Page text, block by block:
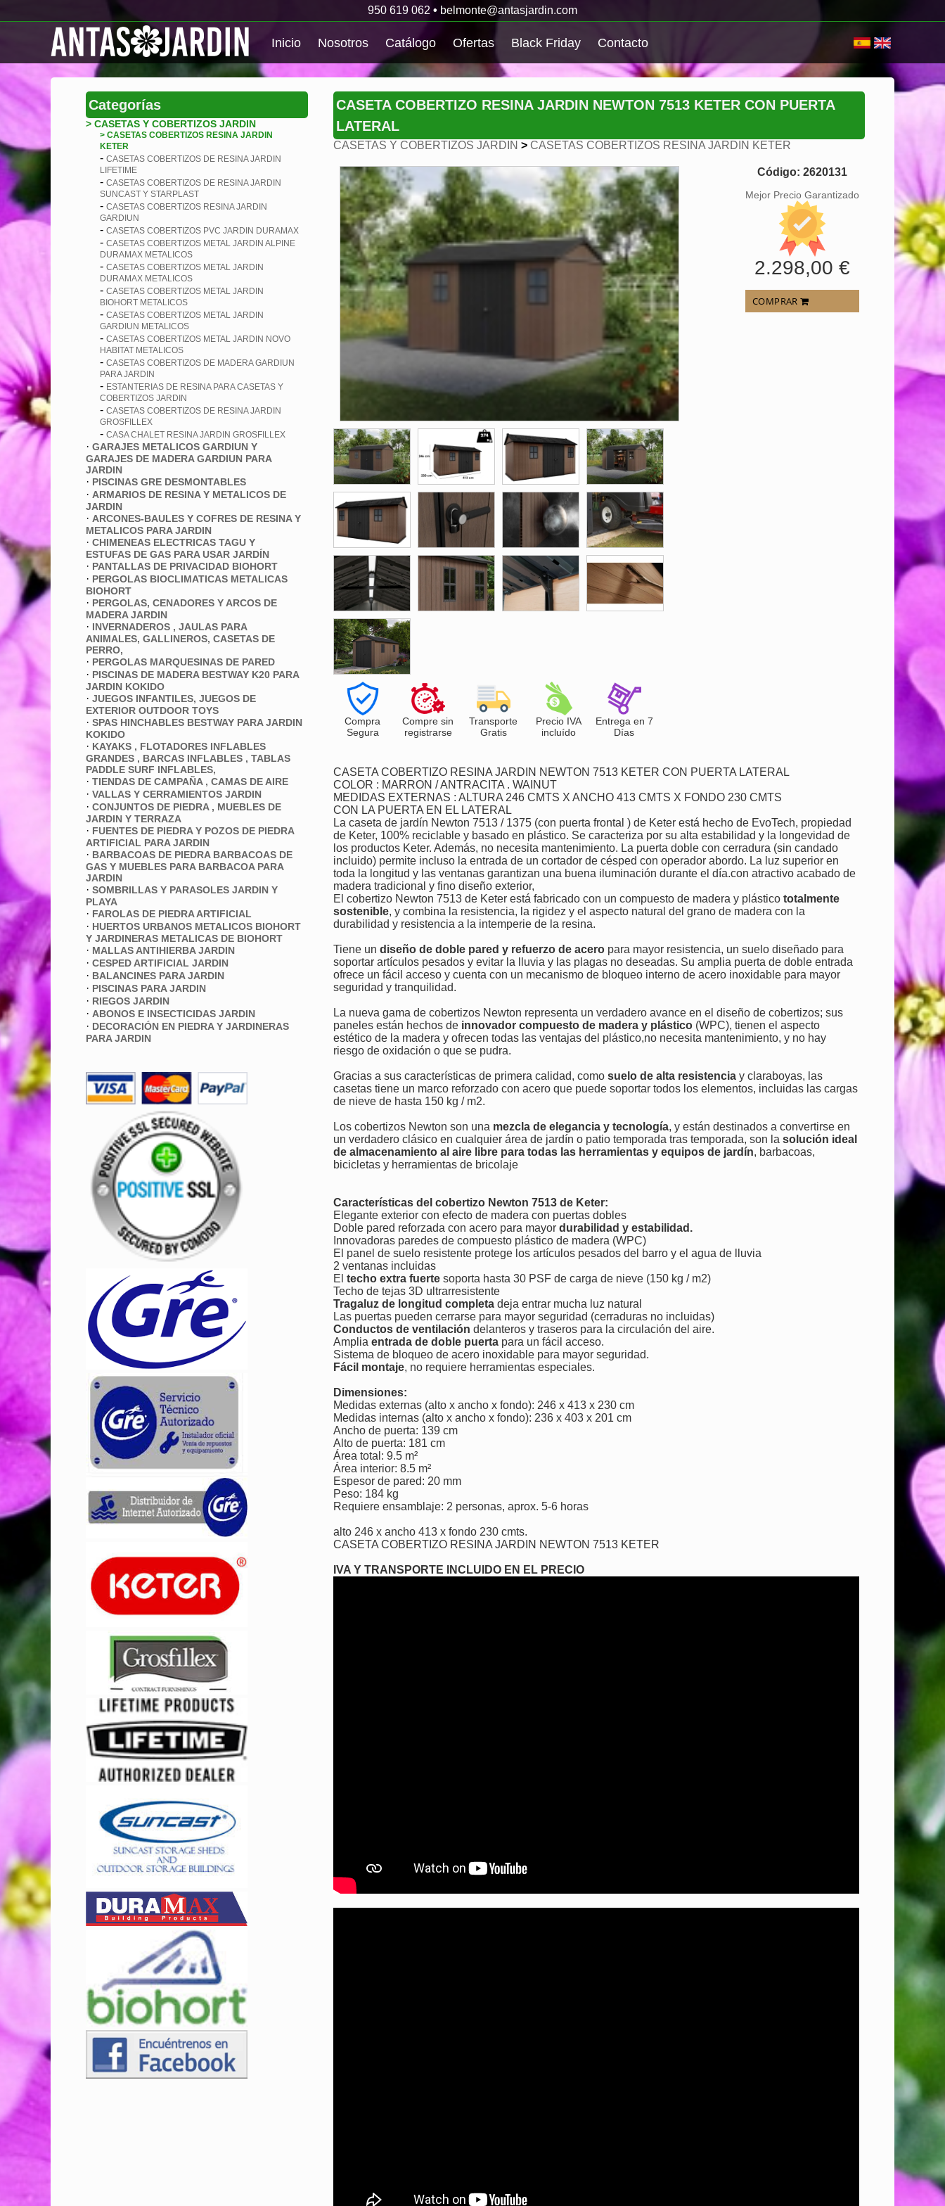
950 619 062 • belmonte@antasjardin.com
Inicio Nosotros Catálogo Ofertas Black Friday Contacto
Categorías
> CASETAS Y COBERTIZOS JARDIN
> CASETAS COBERTIZOS RESINA JARDIN
KETER
- CASETAS COBERTIZOS DE RESINA JARDIN
LIFETIME
- CASETAS COBERTIZOS DE RESINA JARDIN
SUNCAST Y STARPLAST
- CASETAS COBERTIZOS RESINA JARDIN
GARDIUN
- CASETAS COBERTIZOS PVC JARDIN DURAMAX
- CASETAS COBERTIZOS METAL JARDIN ALPINE
DURAMAX METALICOS
- CASETAS COBERTIZOS METAL JARDIN
DURAMAX METALICOS
- CASETAS COBERTIZOS METAL JARDIN
BIOHORT METALICOS
- CASETAS COBERTIZOS METAL JARDIN
GARDIUN METALICOS
- CASETAS COBERTIZOS METAL JARDIN NOVO
HABITAT METALICOS
- CASETAS COBERTIZOS DE MADERA GARDIUN
PARA JARDIN
- ESTANTERIAS DE RESINA PARA CASETAS Y
COBERTIZOS JARDIN
- CASETAS COBERTIZOS DE RESINA JARDIN
GROSFILLEX
- CASA CHALET RESINA JARDIN GROSFILLEX
· GARAJES METALICOS GARDIUN Y
GARAJES DE MADERA GARDIUN PARA
JARDIN
· PISCINAS GRE DESMONTABLES
· ARMARIOS DE RESINA Y METALICOS DE
JARDIN
· ARCONES-BAULES Y COFRES DE RESINA Y
METALICOS PARA JARDIN
· CHIMENEAS ELECTRICAS TAGU Y
ESTUFAS DE GAS PARA USAR JARDÍN
· PANTALLAS DE PRIVACIDAD BIOHORT
· PERGOLAS BIOCLIMATICAS METALICAS
BIOHORT
· PERGOLAS, CENADORES Y ARCOS DE
MADERA JARDIN
· INVERNADEROS , JAULAS PARA
ANIMALES, GALLINEROS, CASETAS DE
PERRO,
· PERGOLAS MARQUESINAS DE PARED
· PISCINAS DE MADERA BESTWAY K20 PARA
JARDIN KOKIDO
· JUEGOS INFANTILES, JUEGOS DE
EXTERIOR OUTDOOR TOYS
· SPAS HINCHABLES BESTWAY PARA JARDIN
KOKIDO
· KAYAKS , FLOTADORES INFLABLES
GRANDES , BARCAS INFLABLES , TABLAS
PADDLE SURF INFLABLES,
· TIENDAS DE CAMPAÑA , CAMAS DE AIRE
· VALLAS Y CERRAMIENTOS JARDIN
· CONJUNTOS DE PIEDRA , MUEBLES DE
JARDIN Y TERRAZA
· FUENTES DE PIEDRA Y POZOS DE PIEDRA
ARTIFICIAL PARA JARDIN
· BARBACOAS DE PIEDRA BARBACOAS DE
GAS Y MUEBLES PARA BARBACOA PARA
JARDIN
· SOMBRILLAS Y PARASOLES JARDIN Y
PLAYA
· FAROLAS DE PIEDRA ARTIFICIAL
· HUERTOS URBANOS METALICOS BIOHORT
Y JARDINERAS METALICAS DE BIOHORT
· MALLAS ANTIHIERBA JARDIN
· CESPED ARTIFICIAL JARDIN
· BALANCINES PARA JARDIN
· PISCINAS PARA JARDIN
· RIEGOS JARDIN
· ABONOS E INSECTICIDAS JARDIN
· DECORACIÓN EN PIEDRA Y JARDINERAS
PARA JARDIN
CASETA COBERTIZO RESINA JARDIN NEWTON 7513 KETER CON PUERTA
LATERAL
CASETAS Y COBERTIZOS JARDIN > CASETAS COBERTIZOS RESINA JARDIN KETER
Compra
Segura
Compre sin
registrarse
Transporte
Gratis
Precio IVA
incluído
Entrega en 7
Días
Código: 2620131
Mejor Precio Garantizado
2.298,00 €
COMPRAR
CASETA COBERTIZO RESINA JARDIN NEWTON 7513 KETER CON PUERTA LATERAL
COLOR : MARRON / ANTRACITA . WAINUT
MEDIDAS EXTERNAS : ALTURA 246 CMTS X ANCHO 413 CMTS X FONDO 230 CMTS
CON LA PUERTA EN EL LATERAL
La caseta de jardín Newton 7513 / 1375 (con puerta frontal ) de Keter está hecho de EvoTech, propiedad
de Keter, 100% reciclable y basado en plástico. Se caracteriza por su alta estabilidad y la longevidad de
los productos Keter. Además, no necesita mantenimiento. La puerta doble con cerradura (sin candado
incluido) permite incluso la entrada de un cortador de césped con operador abordo. La luz superior en
toda la longitud y las ventanas garantizan una buena iluminación durante el día.con atractivo acabado de
madera tradicional y fino diseño exterior,
El cobertizo Newton 7513 de Keter está fabricado con un compuesto de madera y plástico totalmente
sostenible, y combina la resistencia, la rigidez y el aspecto natural del grano de madera con la
durabilidad y resistencia a la intemperie de la resina.
Tiene un diseño de doble pared y refuerzo de acero para mayor resistencia, un suelo diseñado para
soportar artículos pesados ​​y evitar la lluvia y las plagas no deseadas. Su amplia puerta de doble entrada
ofrece un fácil acceso y cuenta con un mecanismo de bloqueo interno de acero inoxidable para mayor
seguridad y tranquilidad.
La nueva gama de cobertizos Newton representa un verdadero avance en el diseño de cobertizos; sus
paneles están hechos de innovador compuesto de madera y plástico (WPC), tienen el aspecto
estético de la madera y ofrecen todas las ventajas del plástico,no necesita mantenimiento, y no hay
riesgo de oxidación o que se pudra.
Gracias a sus características de primera calidad, como suelo de alta resistencia y claraboyas, las
casetas tiene un marco reforzado con acero que puede soportar todos los elementos, incluidas las cargas
de nieve de hasta 150 kg / m2.
Los cobertizos Newton son una mezcla de elegancia y tecnología, y están destinados a convertirse en
un verdadero clásico en cualquier área de jardín o patio temporada tras temporada, son la solución ideal
de almacenamiento al aire libre para todas las herramientas y equipos de jardín, barbacoas,
bicicletas y herramientas de bricolaje
Características del cobertizo Newton 7513 de Keter:
Elegante exterior con efecto de madera con puertas dobles
Doble pared reforzada con acero para mayor durabilidad y estabilidad.
Innovadoras paredes de compuesto plástico de madera (WPC)
El panel de suelo resistente protege los artículos pesados del barro y el agua de lluvia
2 ventanas incluidas
El techo extra fuerte soporta hasta 30 PSF de carga de nieve (150 kg / m2)
Techo de tejas 3D ultrarresistente
Tragaluz de longitud completa deja entrar mucha luz natural
Las puertas pueden cerrarse para mayor seguridad (cerraduras no incluidas)
Conductos de ventilación delanteros y traseros para la circulación del aire.
Amplia entrada de doble puerta para un fácil acceso.
Sistema de bloqueo de acero inoxidable para mayor seguridad.
Fácil montaje, no requiere herramientas especiales.
Dimensiones:
Medidas externas (alto x ancho x fondo): 246 x 413 x 230 cm
Medidas internas (alto x ancho x fondo): 236 x 403 x 201 cm
Ancho de puerta: 139 cm
Alto de puerta: 181 cm
Área total: 9.5 m²
Área interior: 8.5 m²
Espesor de pared: 20 mm
Peso: 184 kg
Requiere ensamblaje: 2 personas, aprox. 5-6 horas
alto 246 x ancho 413 x fondo 230 cmts.
CASETA COBERTIZO RESINA JARDIN NEWTON 7513 KETER
IVA Y TRANSPORTE INCLUIDO EN EL PRECIO